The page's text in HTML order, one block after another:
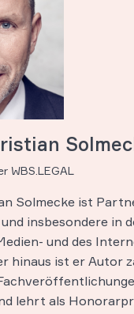
WBS.LEGAL
Solmecke ist
und insbesondere in
und des
hinaus ist er Autor
lehrt als